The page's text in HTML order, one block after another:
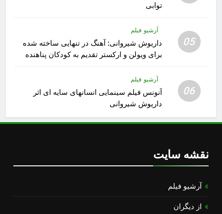
توابی
05
آرشیو فیلم
داریوش شیروانی: آهنگ در تنهایی ساخته شده
برای ویولن و ارکستر تقدیم به کودکان پناهنده
06
آرشیو فیلم
آنونس فیلم سینمایی انسانهای سایه ای اثر
داریوش شیروانی
نقشه سایت
آرشیو فیلم
از دیگران